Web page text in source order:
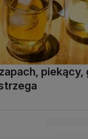
piekący,